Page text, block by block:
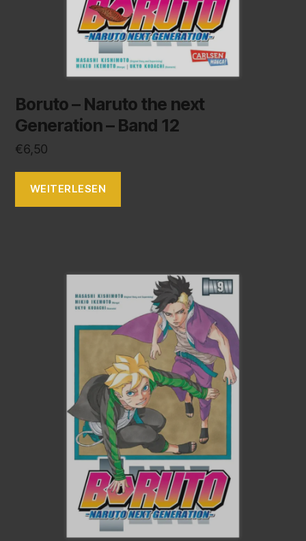
Boruto – Naruto the next
Generation – Band 12
€6,50
WEITERLESEN